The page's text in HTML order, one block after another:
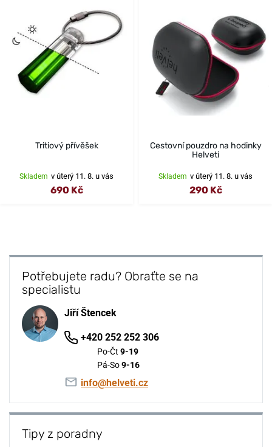
Tritiový přívěšek
Skladem v úterý 11. 8. u vás
690 Kč
Cestovní pouzdro na hodinky
Helveti
Skladem v úterý 11. 8. u vás
290 Kč
Potřebujete radu? Obraťte se na
specialistu
Jiří Štencek
+420 252 252 306
Po-Čt 9-19
Pá-So9-16
info@helveti.cz
Tipy z poradny